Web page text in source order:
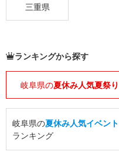
三重県
ランキングから探す
岐阜県の夏休み人気夏祭り
岐阜県の夏休み人気イベント
ランキング